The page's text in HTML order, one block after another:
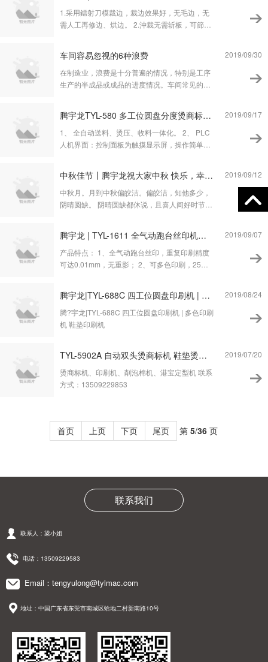
社会环境中，我们要提出一个新的观念：今后学
习
1.采用鐳射刀模裁边，裁边效果好，无毛边，无
需人工再修边、烘边。 2.沖裁无需斩板，可節省
印，節省人力物力，減少中间过程，大大提高效
率。 5.裁断压力达20T，增压缸式
车间容易忽视的6种浪费
在制造业，浪费是十分普遍的情况，特别是工序
生产的半成品或成品的进度情况。车间常见的8
维修频繁造成浪费； 2. 安全配备使用、维护、保
养不到位，关键时刻无法使用、丢失造成
2019/09/30
腾宇龙TYL-580 多工位圆盘分度烫商标机 烫商标机 鞋垫烫标机
1、 全自动送料、烫压、收料一体化。 2、 PLC
人机界面：控制面板为触摸显示屏，操作简单、
动原理：采用进口无杆汽缸作原动力执行工作，
噪音小，运行稳定，性能可靠。 5、高效节
2019/09/17
中秋佳节丨腾宇龙祝大家中秋 快乐，幸福美满
中秋月。月到中秋偏皎洁。偏皎洁，知他多少，
阴晴圆缺。 阴晴圆缺都休说，且喜人间好时节。
情满中秋！
2019/09/12
腾​宇龙 | TYL-1611 全气动跑台丝印机、烫商标机、印刷机
产品特点： 1、全气动跑台丝印，重复印刷精度
可达0.01mm，无重影； 2、可多色印刷，25秒
傅，普通员工即可操作，大大降低工人工资成
本； 5、全气动印刷，无需电力系統大大降低功
耗
2019/09/07
腾​宇龙|TYL-688C 四工位圆盘印刷机 | 多色印刷机 鞋垫印刷机
腾?宇龙|TYL-688C 四工位圆盘印刷机 | 多色印刷
机 鞋垫印刷机
2019/08/24
TYL-5902A 自动双头烫商标机 鞋垫烫标机 烫商标机
烫商标机、印刷机、削泡棉机、港宝定型机 联系
方式：13509229853
2019/07/20
首页 上页 下页 尾页 第 5/36页
联系我们
联系人：梁小姐
电话：13509229583
Email：tengyulong@tylmac.com
地址：中国广东省东莞市南城区蛤地二村新南路10号